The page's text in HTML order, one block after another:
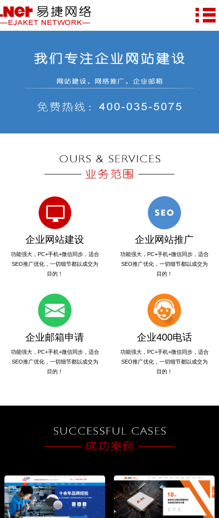
企业网站建设
功能强大，PC+手机+微信同步，适合
SEO推广优化，一切细节都以成交为
目的！
企业网站推广
功能强大，PC+手机+微信同步，适合
SEO推广优化，一切细节都以成交为
目的！
企业邮箱申请
功能强大，PC+手机+微信同步，适合
SEO推广优化，一切细节都以成交为
目的！
企业400电话
功能强大，PC+手机+微信同步，适合
SEO推广优化，一切细节都以成交为
目的！